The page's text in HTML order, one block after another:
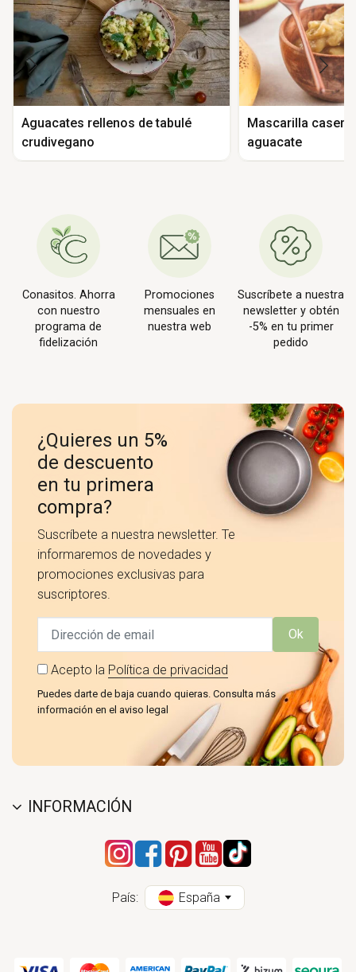
Aguacates rellenos de tabulé
crudivegano
Mascarilla casera
aguacate
Conasitos. Ahorra
con nuestro
programa de
fidelización
Promociones
mensuales en
nuestra web
Suscríbete a nuestra
newsletter y obtén
-5% en tu primer
pedido
¿Quieres un 5%
de descuento
en tu primera
compra?
Suscríbete a nuestra newsletter. Te
informaremos de novedades y
promociones exclusivas para
suscriptores.
Ok
Acepto la Política de privacidad
Puedes darte de baja cuando quieras. Consulta más
información en el aviso legal
INFORMACIÓN
País: España